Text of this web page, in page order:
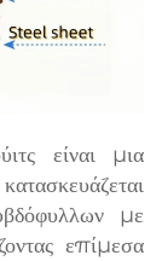
είναι μια
με
επίμεσα